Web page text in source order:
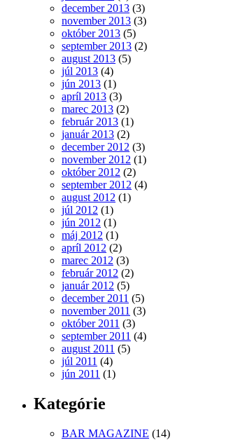
december 2013 (3)
november 2013 (3)
október 2013 (5)
september 2013 (2)
august 2013 (5)
júl 2013 (4)
jún 2013 (1)
apríl 2013 (3)
marec 2013 (2)
február 2013 (1)
január 2013 (2)
december 2012 (3)
november 2012 (1)
október 2012 (2)
september 2012 (4)
august 2012 (1)
júl 2012 (1)
jún 2012 (1)
máj 2012 (1)
apríl 2012 (2)
marec 2012 (3)
február 2012 (2)
január 2012 (5)
december 2011 (5)
november 2011 (3)
október 2011 (3)
september 2011 (4)
august 2011 (5)
júl 2011 (4)
jún 2011 (1)
Kategórie
BAR MAGAZINE (14)